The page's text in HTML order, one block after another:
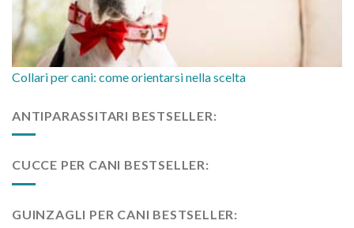
Collari per cani: come orientarsi nella scelta
ANTIPARASSITARI BESTSELLER:
CUCCE PER CANI BESTSELLER:
GUINZAGLI PER CANI BESTSELLER: